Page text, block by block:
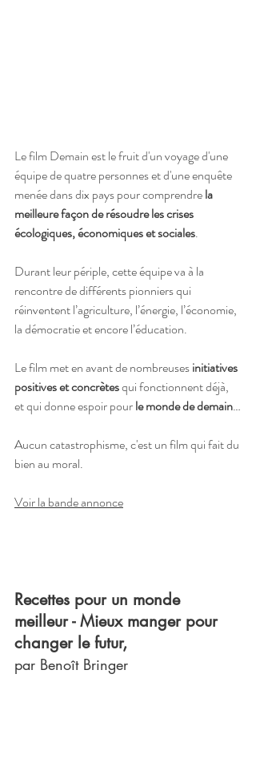
Le film Demain est le fruit d'un voyage d'une
équipe de quatre personnes et d'une enquête
menée dans dix pays pour comprendre la
meilleure façon de résoudre les crises
écologiques, économiques et sociales.
Durant leur périple, cette équipe va à la
rencontre de différents pionniers qui
réinventent l’agriculture, l’énergie, l’économie,
la démocratie et encore l’éducation.
Le film met en avant de nombreuses initiatives
positives et concrètes qui fonctionnent déjà,
et qui donne espoir pour le monde de demain…
Aucun catastrophisme, c'est un film qui fait du
bien au moral.
Voir la bande annonce
Recettes pour un monde
meilleur - Mieux manger pour
changer le futur,
par Benoît Bringer